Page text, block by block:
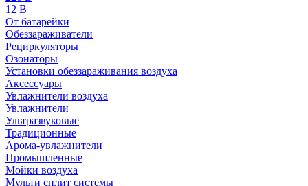
12 В
От батарейки
Обеззараживатели
Рециркуляторы
Озонаторы
Установки обеззараживания воздуха
Аксессуары
Увлажнители воздуха
Увлажнители
Ультразвуковые
Традиционные
Арома-увлажнители
Промышленные
Мойки воздуха
Мульти сплит системы